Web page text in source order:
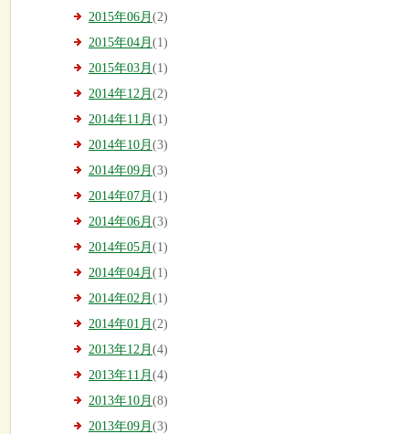
2015年06月 (2)
2015年04月 (1)
2015年03月 (1)
2014年12月 (2)
2014年11月 (1)
2014年10月 (3)
2014年09月 (3)
2014年07月 (1)
2014年06月 (3)
2014年05月 (1)
2014年04月 (1)
2014年02月 (1)
2014年01月 (2)
2013年12月 (4)
2013年11月 (4)
2013年10月 (8)
2013年09月 (3)